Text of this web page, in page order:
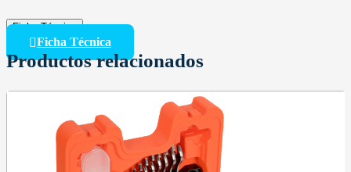
Ficha Técnica
Ficha Técnica
Productos relacionados